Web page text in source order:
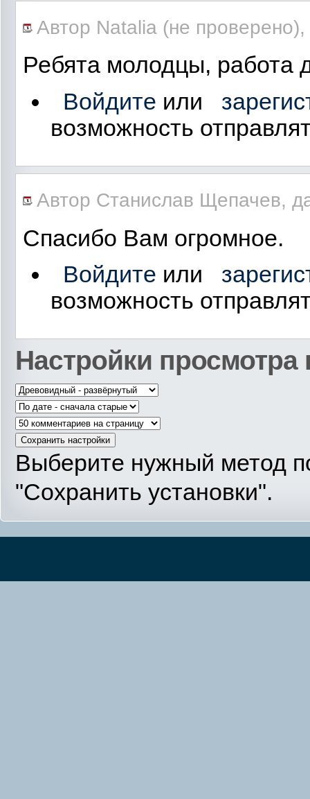
Автор Natalia (не
Ребята молодцы, работа
Войдите или
возможность
Автор Станислав Щепачев,
Спасибо Вам огромное.
Войдите или
возможность
Настройки просмотра
Выберите нужный метод
"Сохранить установки".